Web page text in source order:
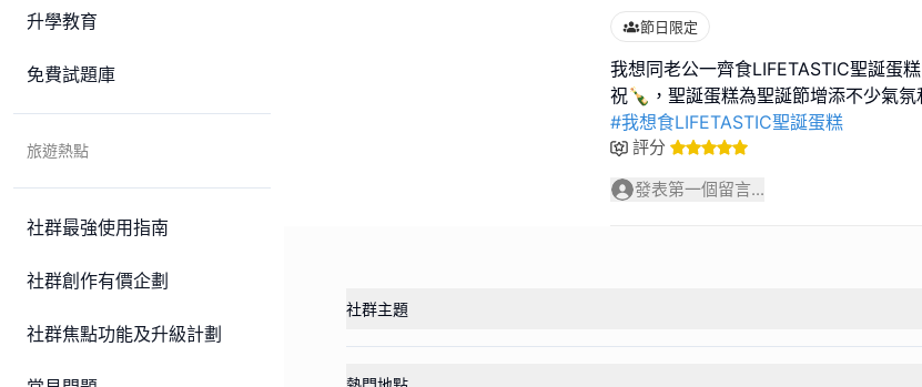
升學教育
免費試題庫
旅遊熱點
社群最強使用指南
社群創作有價企劃
社群焦點功能及升級計劃
節日限定
我想同老公一齊食LIFETASTIC聖誕蛋
#我想食LIFETASTIC聖誕蛋糕
評分
發表第一個留言...
社群主題